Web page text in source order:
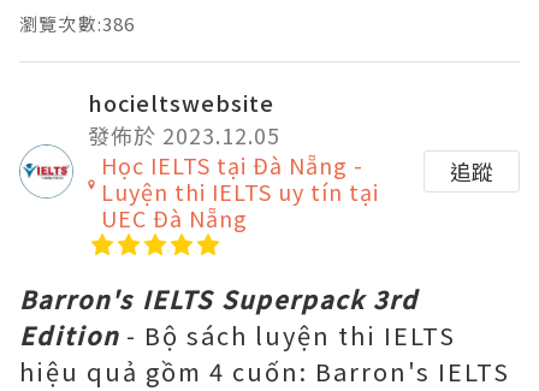
瀏覽次數:386
hocieltswebsite
發佈於 2023.12.05
Học IELTS tại Đà Nẵng -
Luyện thi IELTS uy tín tại
UEC Đà Nẵng
追蹤
Barron's IELTS Superpack 3rd
Edition - Bộ sách luyện thi IELTS
hiệu quả gồm 4 cuốn: Barron's IELTS